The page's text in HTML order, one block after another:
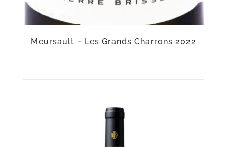
Meursault – Les Grands Charrons 2022